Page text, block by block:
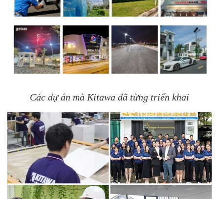
Các dự án mà Kitawa đã từng triển khai